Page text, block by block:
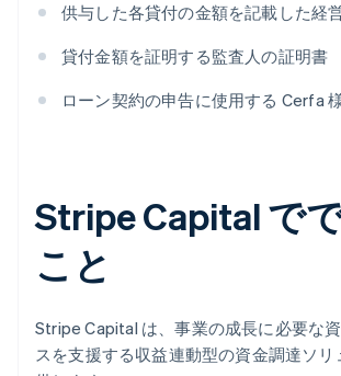
供与した各貸付の金額を記載した経
貸付金額を証明する監査人の証明書
ローン契約の申告に使用する Cerfa
Stripe Capital で
こと
Stripe Capital は、事業の成長に必要な
スを支援する収益連動型の資金調達ソリ